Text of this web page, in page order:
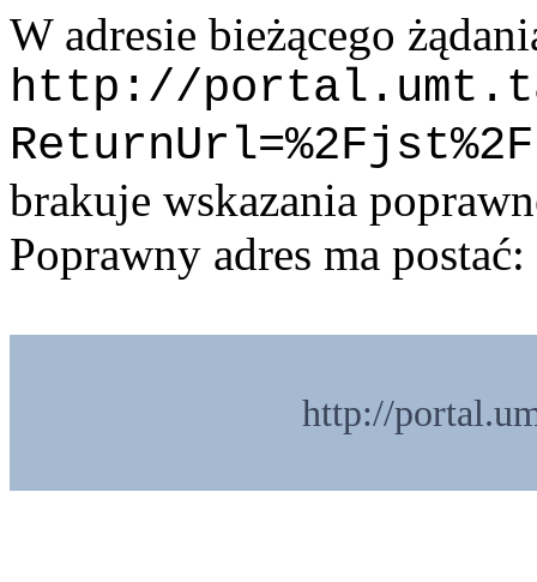
W adresie bieżącego
http://
brakuje wskazania
Poprawny adres ma postać:
http://